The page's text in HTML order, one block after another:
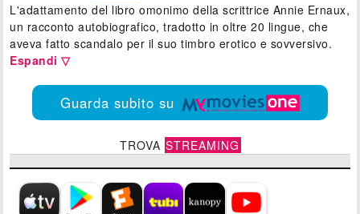
L'adattamento del libro omonimo della scrittrice Annie Ernaux,
un racconto autobiografico, tradotto in oltre 20 lingue, che
aveva fatto scandalo per il suo timbro erotico e sovversivo.
Espandi ▽
Guarda subito su
TROVA STREAMING